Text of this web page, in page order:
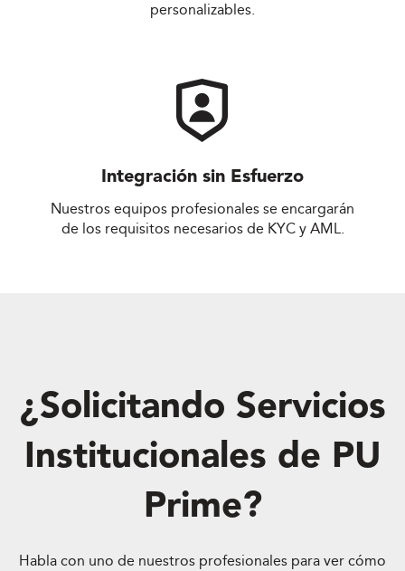
personalizables.
Integración sin Esfuerzo
Nuestros equipos profesionales se encargarán
de los requisitos necesarios de KYC y AML.
¿Solicitando Servicios
Institucionales de PU
Prime?
Habla con uno de nuestros profesionales para ver cómo